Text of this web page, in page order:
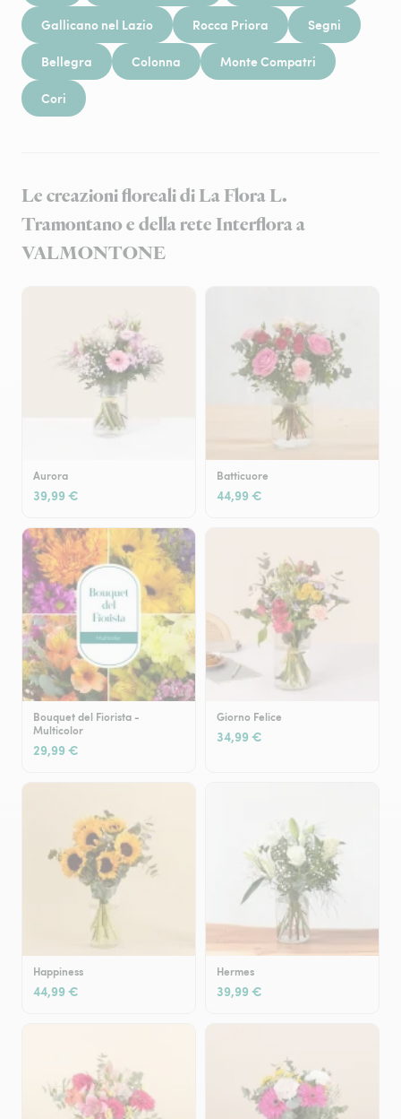
Gallicano nel Lazio Rocca Priora Segni
Bellegra Colonna Monte Compatri
Cori
Le creazioni floreali di La Flora L.
Tramontano e della rete Interflora a
VALMONTONE
Aurora
39,99 €
Batticuore
44,99 €
Bouquet del Fiorista -
Multicolor
29,99 €
Giorno Felice
34,99 €
Happiness
44,99 €
Hermes
39,99 €